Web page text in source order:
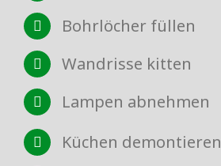
Bohrlöcher füllen
Wandrisse kitten
Lampen abnehmen
Küchen demontieren